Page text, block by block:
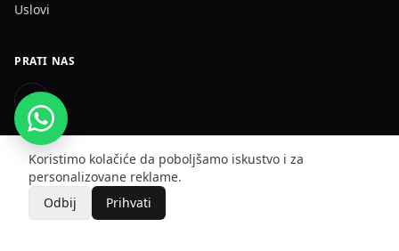
Uslovi
PRATI NAS
DËRGOJMË NË
Kosovë · Shqipëri · Maqedoni e Veriut
Koristimo kolačiće da poboljšamo iskustvo i za
personalizovane reklame.
Odbij
Prihvati